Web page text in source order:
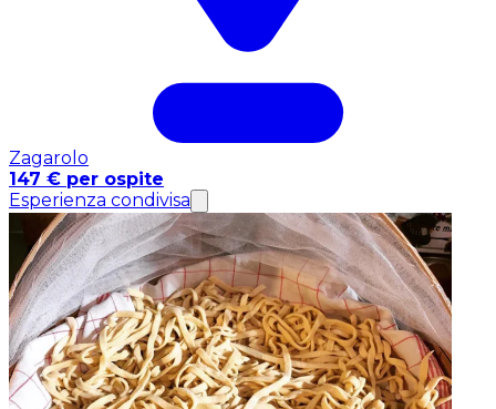
Zagarolo
147 € per ospite
Esperienza condivisa